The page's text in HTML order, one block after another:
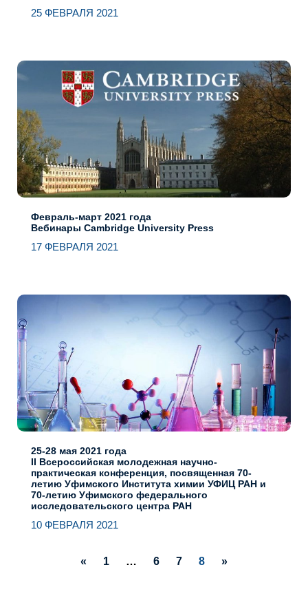
25 ФЕВРАЛЯ 2021
Февраль-март 2021 года
Вебинары Cambridge University Press
17 ФЕВРАЛЯ 2021
25-28 мая 2021 года
II Всероссийская молодежная научно-
практическая конференция, посвященная 70-
летию Уфимского Института химии УФИЦ РАН и
70-летию Уфимского федерального
исследовательского центра РАН
10 ФЕВРАЛЯ 2021
« 1 … 6 7 8 »